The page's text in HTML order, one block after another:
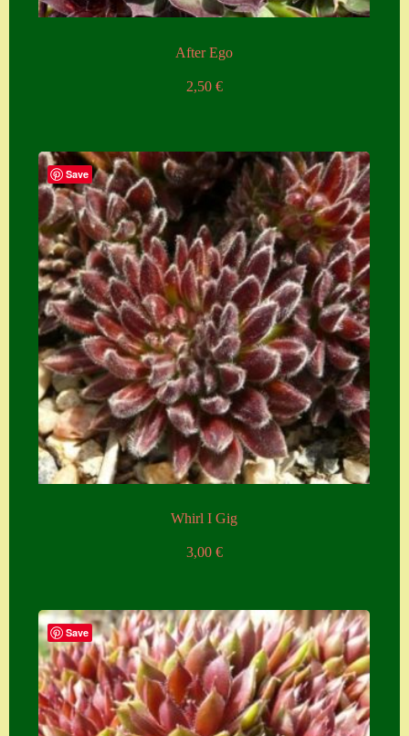
After Ego
2,50 €
Save
Whirl I Gig
3,00 €
Save